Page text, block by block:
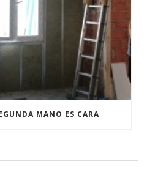
MANO ES CARA